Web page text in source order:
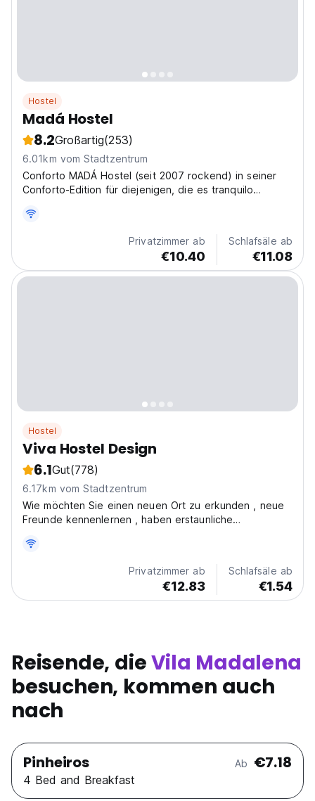
Hostel
Madá Hostel
8.2Großartig(253)
6.01km vom Stadtzentrum
Conforto MADÁ Hostel (seit 2007 rockend) in seiner
Conforto-Edition für diejenigen, die es tranquilo
Madalena pulsiert.
Privatzimmer ab
€10.40
Schlafsäle ab
€11.08
Hostel
Viva Hostel Design
6.1Gut(778)
6.17km vom Stadtzentrum
Wie möchten Sie einen neuen Ort zu erkunden , neue
Freunde kennenlernen , haben erstaunliche
Komfort und die Bequemlichkeit von zu Hause bist?
Viva Design Hostel bietet eine Erfahrung , die über
Privatzimmer ab
€12.83
Schlafsäle ab
€1.54
Reisende, dieVila Madalena
besuchen, kommen auch
nach
Pinheiros Ab €7.18
4 Bed and Breakfast